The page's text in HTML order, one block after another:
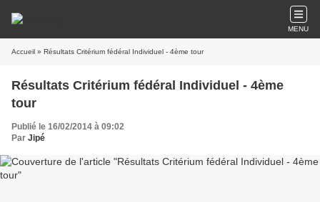
MENU
Accueil » Résultats Critérium fédéral Individuel - 4ème tour
Résultats Critérium fédéral Individuel - 4ème
tour
Publié le 16/02/2014 à 09:02
Par Jipé